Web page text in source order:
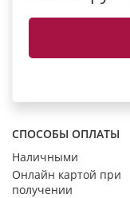
СПОСОБЫ ОПЛАТЫ
Наличными
Онлайн картой при
получении